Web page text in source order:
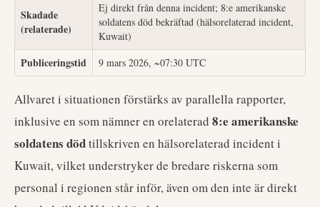
Skadade
(relaterade)
Ej direkt från denna incident; 8:e amerikanske
soldatens död bekräftad (hälsorelaterad incident,
Kuwait)
Publiceringstid 9 mars 2026, ~07:30 UTC
Allvaret i situationen förstärks av parallella rapporter,
inklusive en som nämner en orelaterad 8:e amerikanske
soldatens dödtillskriven en hälsorelaterad incident i
Kuwait, vilket understryker de bredare riskerna som
personal i regionen står inför, även om den inte är direkt